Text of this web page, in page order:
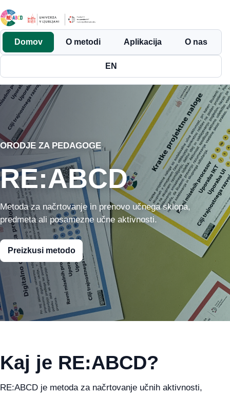
Domov O metodi Aplikacija O nas
EN
ORODJE ZA PEDAGOGE
RE:ABCD
Metoda za načrtovanje in prenovo učnega sklopa,
predmeta ali posamezne učne aktivnosti.
Preizkusi metodo
Kaj je RE:ABCD?
RE:ABCD je metoda za načrtovanje učnih aktivnosti,